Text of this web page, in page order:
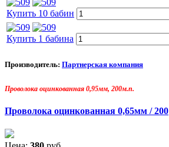
Купить 10 бабин
Купить 1 бабина
Производитель: Партнерская компания
Проволока оцинкованная 0,95мм, 200м.п.
Проволока оцинкованная 0,65мм / 200